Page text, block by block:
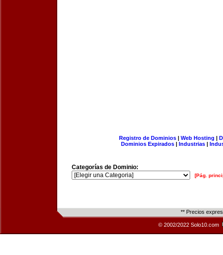
Registro de Dominios| Web Hosting |
Dominios Expirados | Industrias |
Categorías de Dominio:
[Pág.
** Precios
© 2002/2022 Solo10.com